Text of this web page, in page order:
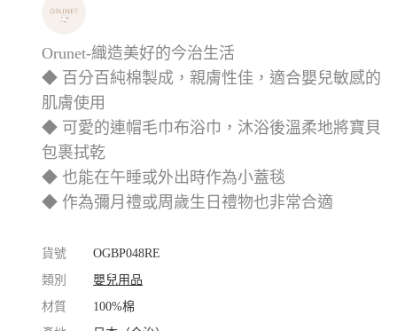
Orunet-織造美好的今治生活
◆ 百分百純棉製成，親膚性佳，適合嬰兒敏感的
肌膚使用
◆ 可愛的連帽毛巾布浴巾，沐浴後溫柔地將寶貝
包裹拭乾
◆ 也能在午睡或外出時作為小蓋毯
◆ 作為彌月禮或周歲生日禮物也非常合適
貨號
OGBP048RE
類別
嬰兒用品
材質
100%棉